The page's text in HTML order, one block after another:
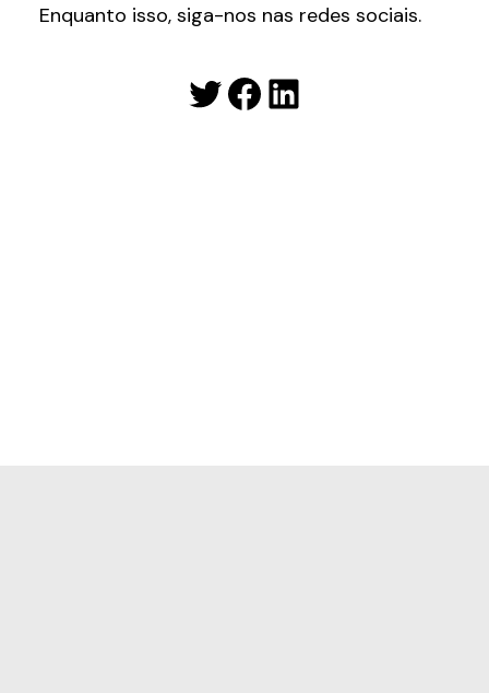
Enquanto isso, siga-nos nas redes sociais.
Twitter
Facebook
LinkedIn